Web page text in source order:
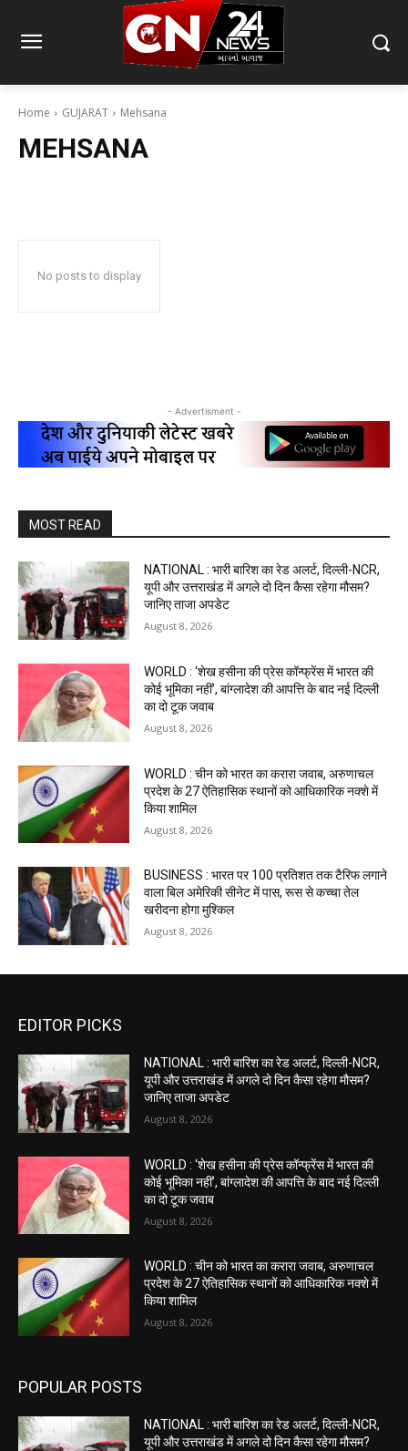
Home GUJARAT Mehsana
MEHSANA
No posts to display
- Advertisment -
MOST READ
NATIONAL : भारी बारिश का रेड अलर्ट, दिल्ली-NCR,
यूपी और उत्तराखंड में अगले दो दिन कैसा रहेगा मौसम?
जानिए ताजा अपडेट
August 8, 2026
WORLD : ‘शेख हसीना की प्रेस कॉन्फ्रेंस में भारत की
कोई भूमिका नहीं’, बांग्लादेश की आपत्ति के बाद नई दिल्ली
का दो टूक जवाब
August 8, 2026
WORLD : चीन को भारत का करारा जवाब, अरुणाचल
प्रदेश के 27 ऐतिहासिक स्थानों को आधिकारिक नक्शे में
किया शामिल
August 8, 2026
BUSINESS : भारत पर 100 प्रतिशत तक टैरिफ लगाने
वाला बिल अमेरिकी सीनेट में पास, रूस से कच्चा तेल
खरीदना होगा मुश्किल
August 8, 2026
EDITOR PICKS
NATIONAL : भारी बारिश का रेड अलर्ट, दिल्ली-NCR,
यूपी और उत्तराखंड में अगले दो दिन कैसा रहेगा मौसम?
जानिए ताजा अपडेट
August 8, 2026
WORLD : ‘शेख हसीना की प्रेस कॉन्फ्रेंस में भारत की
कोई भूमिका नहीं’, बांग्लादेश की आपत्ति के बाद नई दिल्ली
का दो टूक जवाब
August 8, 2026
WORLD : चीन को भारत का करारा जवाब, अरुणाचल
प्रदेश के 27 ऐतिहासिक स्थानों को आधिकारिक नक्शे में
किया शामिल
August 8, 2026
POPULAR POSTS
NATIONAL : भारी बारिश का रेड अलर्ट, दिल्ली-NCR,
यूपी और उत्तराखंड में अगले दो दिन कैसा रहेगा मौसम?